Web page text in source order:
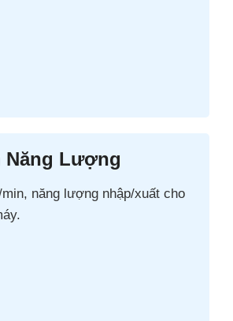
Năng Lượng
năng lượng nhập/xuất cho